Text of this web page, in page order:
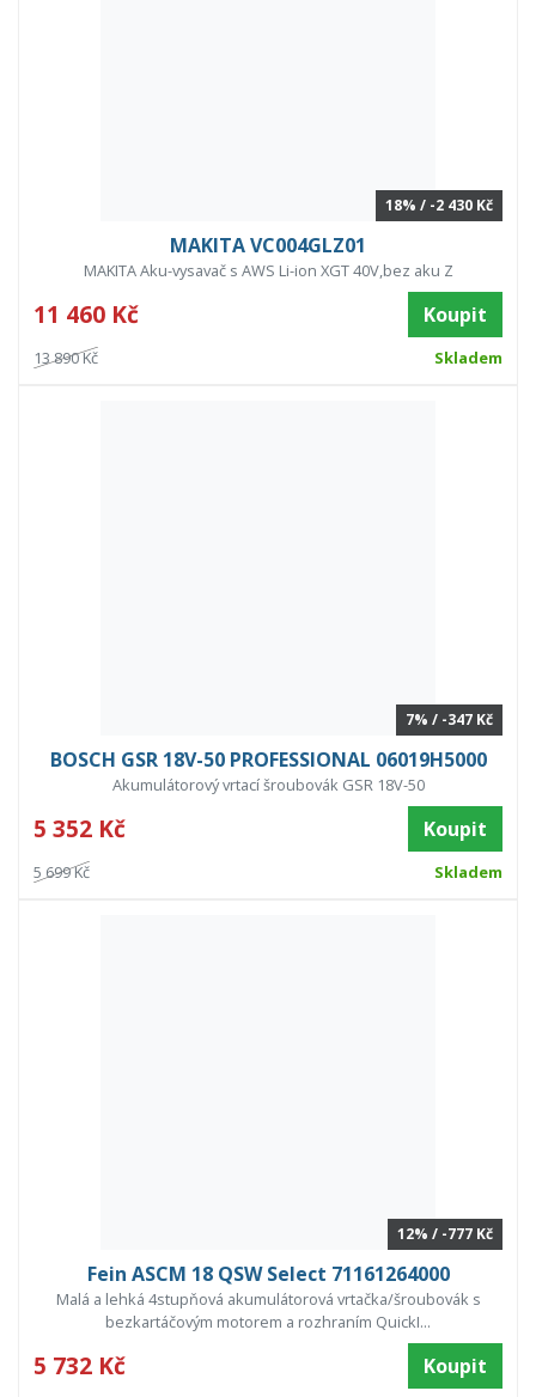
18% / -2 430 Kč
MAKITA VC004GLZ01
MAKITA Aku-vysavač s AWS Li-ion XGT 40V,bez aku Z
11 460 Kč Koupit
13 890 Kč Skladem
7% / -347 Kč
BOSCH GSR 18V-50 PROFESSIONAL 06019H5000
Akumulátorový vrtací šroubovák GSR 18V-50
5 352 Kč Koupit
5 699 Kč Skladem
12% / -777 Kč
Fein ASCM 18 QSW Select 71161264000
Malá a lehká 4stupňová akumulátorová vrtačka/šroubovák s
bezkartáčovým motorem a rozhraním QuickI...
5 732 Kč Koupit